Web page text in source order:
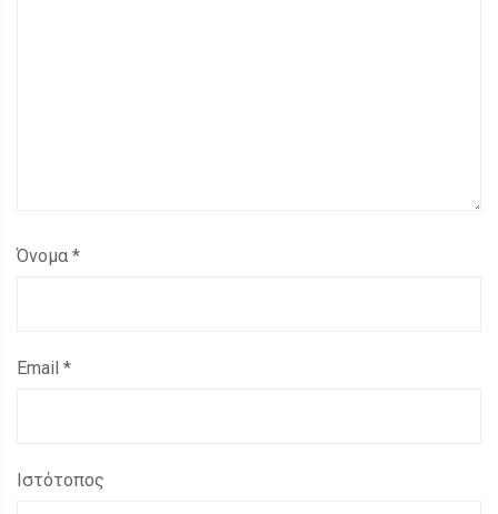
Όνομα *
Email *
Ιστότοπος